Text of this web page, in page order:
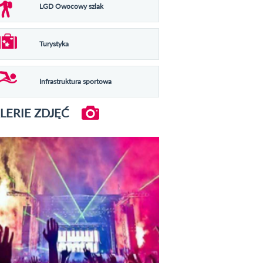
LGD Owocowy szlak
Turystyka
Infrastruktura sportowa
ZDJĘĆ